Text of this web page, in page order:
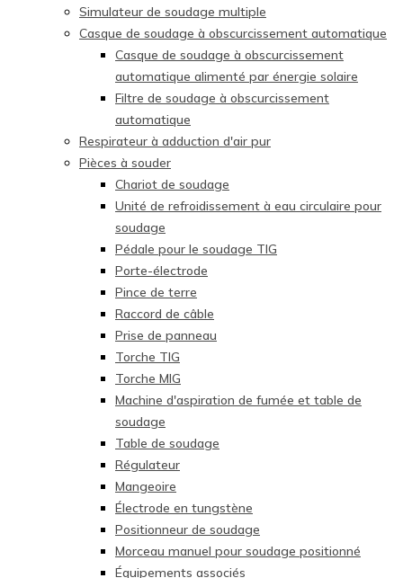
Simulateur de soudage multiple
Casque de soudage à obscurcissement automatique
Casque de soudage à obscurcissement
automatique alimenté par énergie solaire
Filtre de soudage à obscurcissement
automatique
Respirateur à adduction d'air pur
Pièces à souder
Chariot de soudage
Unité de refroidissement à eau circulaire pour
soudage
Pédale pour le soudage TIG
Porte-électrode
Pince de terre
Raccord de câble
Prise de panneau
Torche TIG
Torche MIG
Machine d'aspiration de fumée et table de
soudage
Table de soudage
Régulateur
Mangeoire
Électrode en tungstène
Positionneur de soudage
Morceau manuel pour soudage positionné
Équipements associés